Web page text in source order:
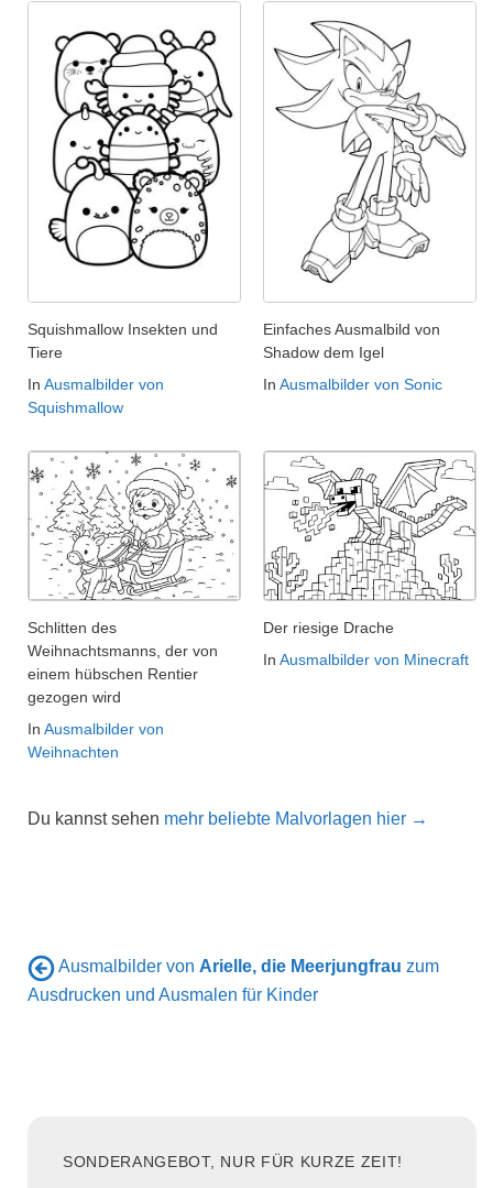
Squishmallow Insekten und
Tiere
In Ausmalbilder von
Squishmallow
Einfaches Ausmalbild von
Shadow dem Igel
In Ausmalbilder von Sonic
Schlitten des
Weihnachtsmanns, der von
einem hübschen Rentier
gezogen wird
In Ausmalbilder von
Weihnachten
Der riesige Drache
In Ausmalbilder von Minecraft
Du kannst sehen mehr beliebte Malvorlagen hier →
Ausmalbilder von Arielle, die Meerjungfrau zum
Ausdrucken und Ausmalen für Kinder
SONDERANGEBOT, NUR FÜR KURZE ZEIT!